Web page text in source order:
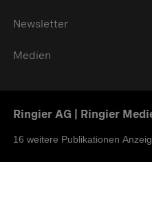
Newsletter
Medien
Ringier AG | Ringier
16 weitere Publikationen